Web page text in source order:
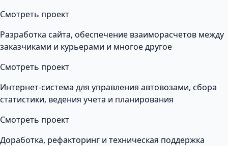
Смотреть проект
Разработка сайта, обеспечение взаиморасчетов между
заказчиками и курьерами и многое другое
Смотреть проект
Интернет-система для управления автовозами, сбора
статистики, ведения учета и планирования
Смотреть проект
Доработка, рефакторинг и техническая поддержка